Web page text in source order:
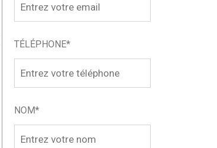
TÉLÉPHONE*
NOM*